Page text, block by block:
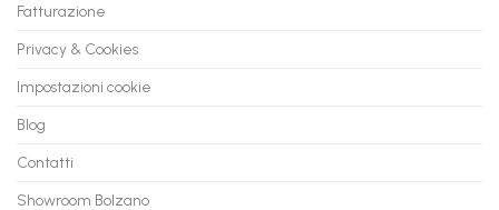
Fatturazione
Privacy & Cookies
Impostazioni cookie
Blog
Contatti
Showroom Bolzano